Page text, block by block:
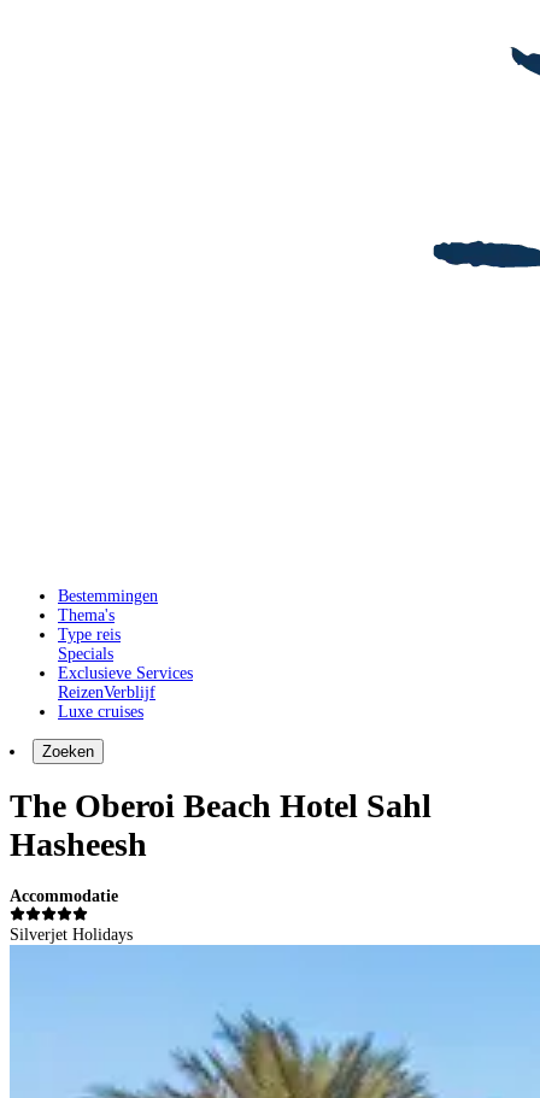
Bestemmingen
Thema's
Type reis
Specials
Exclusieve Services
ReizenVerblijf
Luxe cruises
Zoeken
The Oberoi Beach Hotel Sahl
Hasheesh
Accommodatie
Silverjet Holidays